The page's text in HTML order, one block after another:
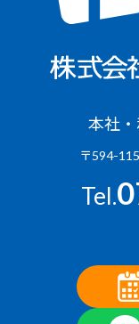
本社
〒594-
Tel.